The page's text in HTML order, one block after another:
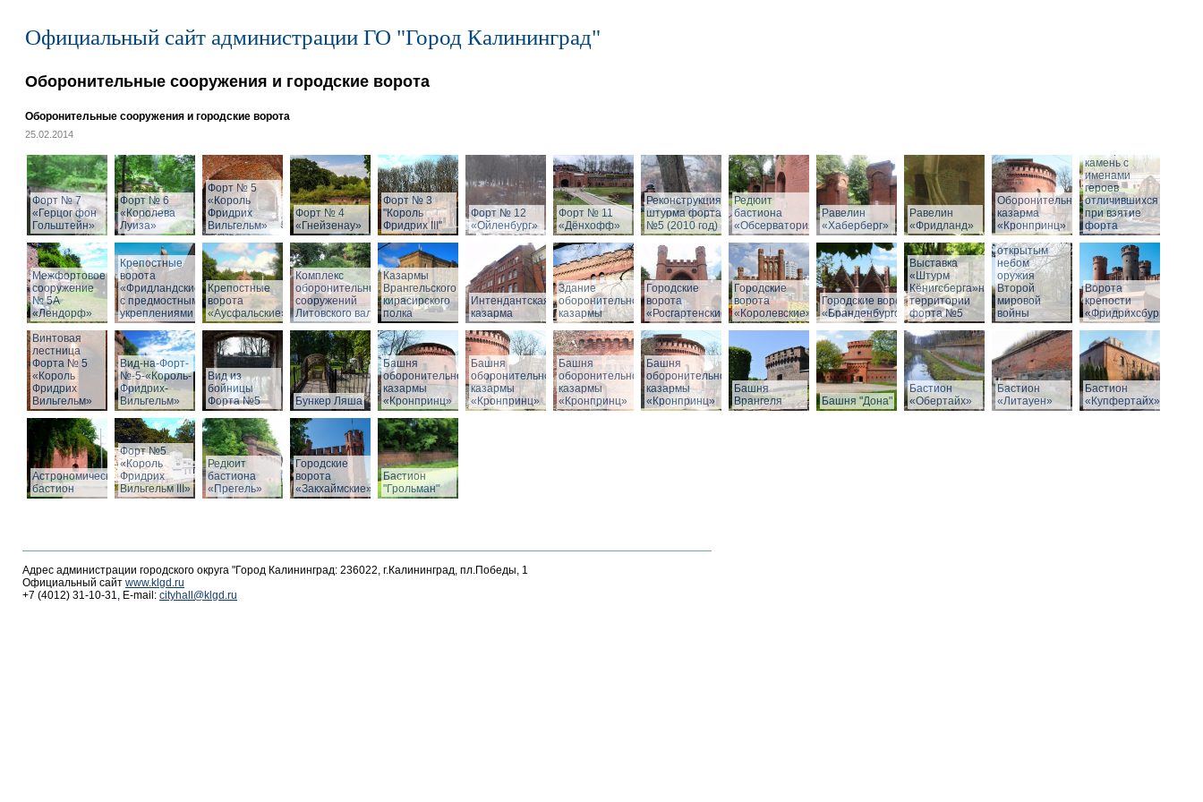
Официальный сайт администрации ГО "Город Калининград"
Оборонительные сооружения и городские ворота
Оборонительные сооружения и городские ворота
25.02.2014
Форт № 7
«Герцог фон
Гольштейн»
Форт № 6
«Королева
Луиза»
Форт № 5
«Король
Фридрих
Вильгельм»
Форт № 4
«Гнейзенау»
Форт № 3
"Король
Фридрих III"
Форт № 12
«Ойленбург»
Форт № 11
«Дёнхофф»
Реконструкция
штурма форта
№5 (2010 год)
Редюит
бастиона
«Обсерватория»
Равелин
«Хаберберг»
Равелин
«Фридланд»
Оборонительная
казарма
«Кронпринц»
камень с
именами
героев
отличившихся
при взятие
форта
Межфортовое
сооружение
№ 5А
«Лендорф»
Крепостные
ворота
«Фридландские»
с предмостными
укреплениями
Крепостные
ворота
«Аусфальские»
Комплекс
оборонительных
сооружений
Литовского вала
Казармы
Врангельского
кирасирского
полка
Интендантская
казарма
Здание
оборонительной
казармы
Городские
ворота
«Росгартенские»
Городские
ворота
«Королевские»
Городские ворота
«Бранденбургские»
Выставка
«Штурм
Кёнигсберга»на
территории
форта №5
Выставка под
открытым
небом
оружия
Второй
мировой
войны
Ворота
крепости
«Фридрихсбург»
Винтовая
лестница
Форта № 5
«Король
Фридрих
Вильгельм»
Вид-на-Форт-
№-5-«Король-
Фридрих-
Вильгельм»
Вид из
бойницы
Форта №5
Бункер Ляша
Башня
оборонительной
казармы
«Кронпринц»
Башня
оборонительной
казармы
«Кронпринц»
Башня
оборонительной
казармы
«Кронпринц»
Башня
оборонительной
казармы
«Кронпринц»
Башня
Врангеля
Башня "Дона"
Бастион
«Обертайх»
Бастион
«Литауен»
Бастион
«Купфертайх»
Астрономический
бастион
Форт №5
«Король
Фридрих
Вильгельм III»
Редюит
бастиона
«Прегель»
Городские
ворота
«Закхаймские»
Бастион
"Грольман"
Адрес администрации городского округа "Город Калининград: 236022, г.Калининград, пл.Победы, 1
Официальный сайт www.klgd.ru
+7 (4012) 31-10-31, E-mail: cityhall@klgd.ru